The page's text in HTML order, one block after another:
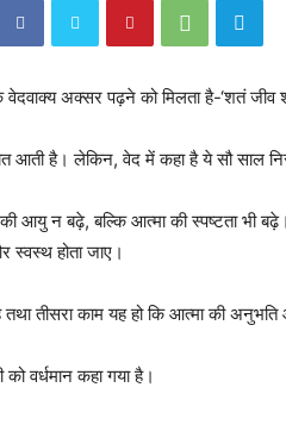
अक्सर पढ़ने को मिलता है-‘शतं जीव
आती है। लेकिन, वेद में कहा है ये सौ साल
आयु न बढ़े, बल्कि आत्मा की स्पष्टता
स्वस्थ होता जाए।
तथा तीसरा काम यह हो कि आत्मा की
वर्धमान कहा गया है।